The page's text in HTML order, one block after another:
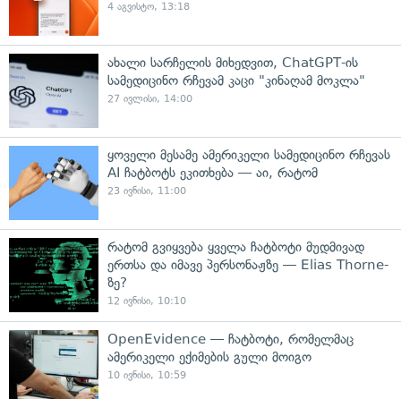
4 აგვისტო, 13:18
ახალი სარჩელის მიხედვით, ChatGPT-ის
სამედიცინო რჩევამ კაცი "კინაღამ მოკლა"
27 ივლისი, 14:00
ყოველი მესამე ამერიკელი სამედიცინო რჩევას
AI ჩატბოტს ეკითხება — აი, რატომ
23 ივნისი, 11:00
რატომ გვიყვება ყველა ჩატბოტი მუდმივად
ერთსა და იმავე პერსონაჟზე — Elias Thorne-
ზე?
12 ივნისი, 10:10
OpenEvidence — ჩატბოტი, რომელმაც
ამერიკელი ექიმების გული მოიგო
10 ივნისი, 10:59